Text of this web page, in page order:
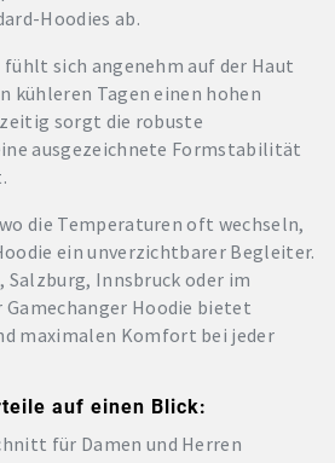
Hoodies ab.
sich angenehm auf der Haut
kühleren Tagen einen hohen
sorgt die robuste
ausgezeichnete Formstabilität
die Temperaturen oft wechseln,
ein unverzichtbarer Begleiter.
Salzburg, Innsbruck oder im
Gamechanger Hoodie bietet
maximalen Komfort bei jeder
auf einen Blick:
für Damen und Herren